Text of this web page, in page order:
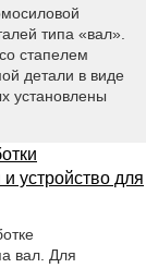
типа «вал».
стапелем
детали в виде
установлены
устройство для
вал. Для